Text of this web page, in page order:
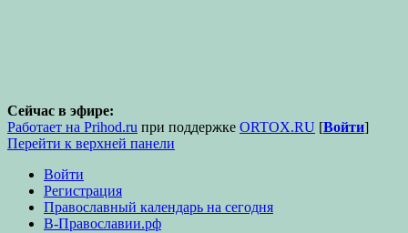
Сейчас в эфире:
Работает на Prihod.ru при поддержке ORTOX.RU [Войти]
Перейти к верхней панели
Войти
Регистрация
Православный календарь на сегодня
В-Православии.рф